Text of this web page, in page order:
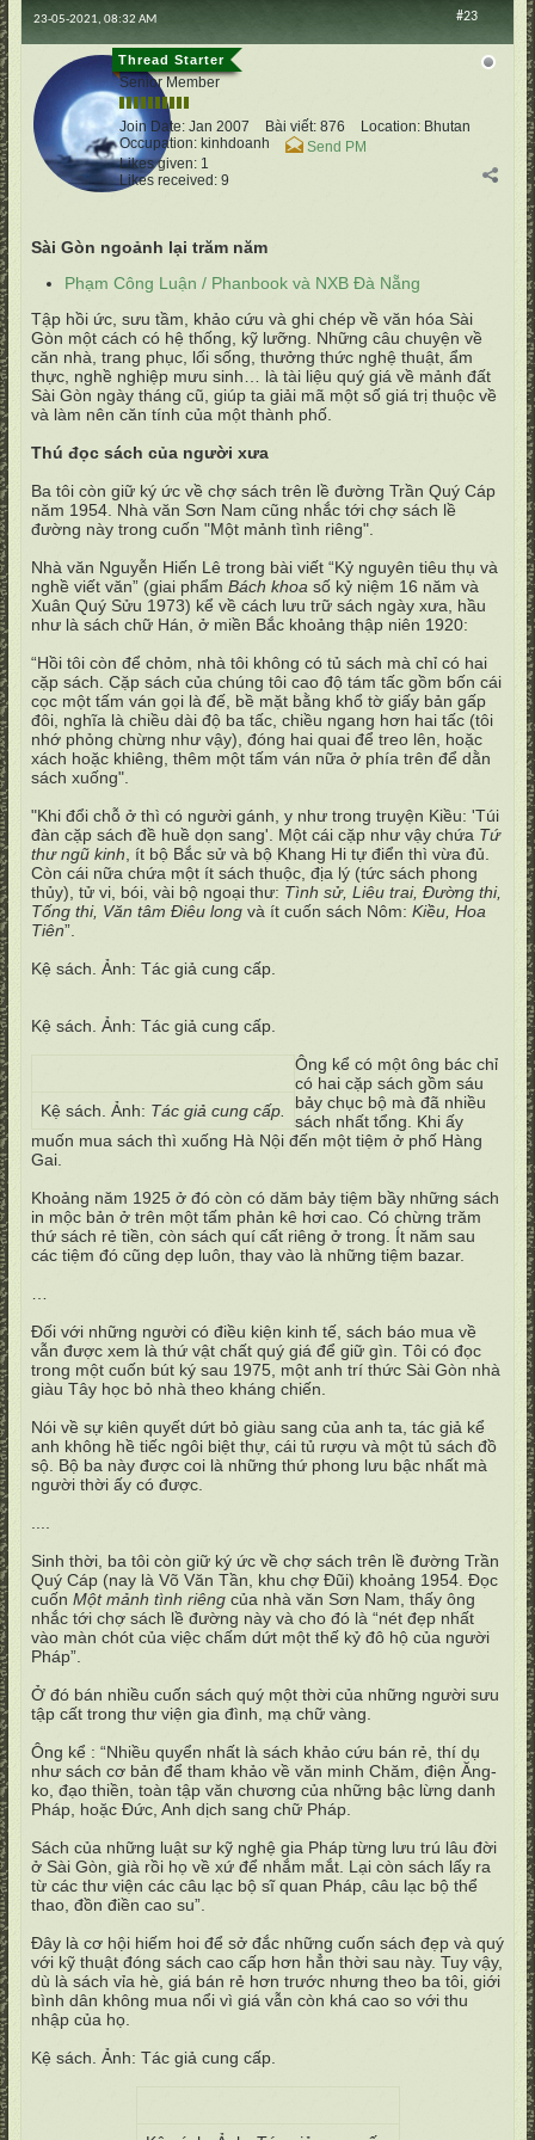
#23
23-05-2021, 08:32 AM
vertumnus
Senior Member
Join Date: Jan 2007 Bài viết: 876 Location: Bhutan
Occupation: kinhdoanh
Send PM
Likes given: 1
Likes received: 9
Sài Gòn ngoảnh lại trăm năm
Phạm Công Luận / Phanbook và NXB Đà Nẵng
Tập hồi ức, sưu tầm, khảo cứu và ghi chép về văn hóa Sài
Gòn một cách có hệ thống, kỹ lưỡng. Những câu chuyện về
căn nhà, trang phục, lối sống, thưởng thức nghệ thuật, ẩm
thực, nghề nghiệp mưu sinh… là tài liệu quý giá về mảnh đất
Sài Gòn ngày tháng cũ, giúp ta giải mã một số giá trị thuộc về
và làm nên căn tính của một thành phố.
Thú đọc sách của người xưa
Ba tôi còn giữ ký ức về chợ sách trên lề đường Trần Quý Cáp
năm 1954. Nhà văn Sơn Nam cũng nhắc tới chợ sách lề
đường này trong cuốn "Một mảnh tình riêng".
Nhà văn Nguyễn Hiến Lê trong bài viết “Kỷ nguyên tiêu thụ và
nghề viết văn” (giai phẩm Bách khoa số kỷ niệm 16 năm và
Xuân Quý Sửu 1973) kể về cách lưu trữ sách ngày xưa, hầu
như là sách chữ Hán, ở miền Bắc khoảng thập niên 1920:
“Hồi tôi còn để chỏm, nhà tôi không có tủ sách mà chỉ có hai
cặp sách. Cặp sách của chúng tôi cao độ tám tấc gồm bốn cái
cọc một tấm ván gọi là đế, bề mặt bằng khổ tờ giấy bản gấp
đôi, nghĩa là chiều dài độ ba tấc, chiều ngang hơn hai tấc (tôi
nhớ phỏng chừng như vậy), đóng hai quai để treo lên, hoặc
xách hoặc khiêng, thêm một tấm ván nữa ở phía trên để dằn
sách xuống".
"Khi đổi chỗ ở thì có người gánh, y như trong truyện Kiều: 'Túi
đàn cặp sách đề huề dọn sang'. Một cái cặp như vậy chứa Tứ
thư ngũ kinh , ít bộ Bắc sử và bộ Khang Hi tự điển thì vừa đủ.
Còn cái nữa chứa một ít sách thuộc, địa lý (tức sách phong
thủy), tử vi, bói, vài bộ ngoại thư: Tình sử, Liêu trai, Đường thi,
Tống thi, Văn tâm Điêu long và ít cuốn sách Nôm: Kiều, Hoa
Tiên”.
Kệ sách. Ảnh: Tác giả cung cấp.
Kệ sách. Ảnh: Tác giả cung cấp.
Kệ sách. Ảnh: Tác giả cung cấp.
Ông kể có một ông bác chỉ
có hai cặp sách gồm sáu
bảy chục bộ mà đã nhiều
sách nhất tổng. Khi ấy
muốn mua sách thì xuống Hà Nội đến một tiệm ở phố Hàng
Gai.
Khoảng năm 1925 ở đó còn có dăm bảy tiệm bầy những sách
in mộc bản ở trên một tấm phản kê hơi cao. Có chừng trăm
thứ sách rẻ tiền, còn sách quí cất riêng ở trong. Ít năm sau
các tiệm đó cũng dẹp luôn, thay vào là những tiệm bazar.
Đối với những người có điều kiện kinh tế, sách báo mua về
vẫn được xem là thứ vật chất quý giá để giữ gìn. Tôi có đọc
trong một cuốn bút ký sau 1975, một anh trí thức Sài Gòn nhà
giàu Tây học bỏ nhà theo kháng chiến.
Nói về sự kiên quyết dứt bỏ giàu sang của anh ta, tác giả kể
anh không hề tiếc ngôi biệt thự, cái tủ rượu và một tủ sách đồ
sộ. Bộ ba này được coi là những thứ phong lưu bậc nhất mà
người thời ấy có được.
Sinh thời, ba tôi còn giữ ký ức về chợ sách trên lề đường Trần
Quý Cáp (nay là Võ Văn Tần, khu chợ Đũi) khoảng 1954. Đọc
cuốn Một mảnh tình riêng của nhà văn Sơn Nam, thấy ông
nhắc tới chợ sách lề đường này và cho đó là “nét đẹp nhất
vào màn chót của việc chấm dứt một thế kỷ đô hộ của người
Pháp”.
Ở đó bán nhiều cuốn sách quý một thời của những người sưu
tập cất trong thư viện gia đình, mạ chữ vàng.
Ông kể : “Nhiều quyển nhất là sách khảo cứu bán rẻ, thí dụ
như sách cơ bản để tham khảo về văn minh Chăm, điện Ăng-
ko, đạo thiền, toàn tập văn chương của những bậc lừng danh
Pháp, hoặc Đức, Anh dịch sang chữ Pháp.
Sách của những luật sư kỹ nghệ gia Pháp từng lưu trú lâu đời
ở Sài Gòn, già rồi họ về xứ để nhắm mắt. Lại còn sách lấy ra
từ các thư viện các câu lạc bộ sĩ quan Pháp, câu lạc bộ thể
thao, đồn điền cao su”.
Đây là cơ hội hiếm hoi để sở đắc những cuốn sách đẹp và quý
với kỹ thuật đóng sách cao cấp hơn hẳn thời sau này. Tuy vậy,
dù là sách vỉa hè, giá bán rẻ hơn trước nhưng theo ba tôi, giới
bình dân không mua nổi vì giá vẫn còn khá cao so với thu
nhập của họ.
Kệ sách. Ảnh: Tác giả cung cấp.